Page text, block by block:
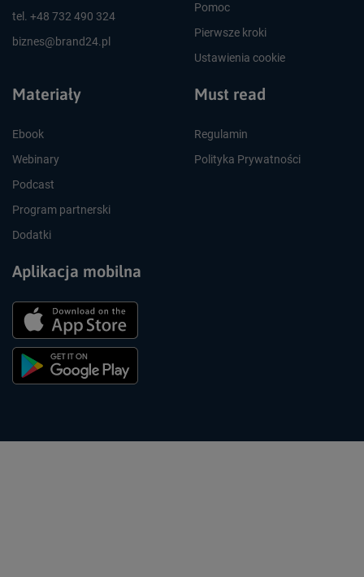
tel. +48 732 490 324
biznes@brand24.pl
Pomoc
Pierwsze kroki
Ustawienia cookie
Must read
Regulamin
Polityka Prywatności
Materiały
Ebook
Webinary
Podcast
Program partnerski
Dodatki
Aplikacja mobilna